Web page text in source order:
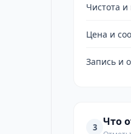
Чистота
Цена и
Запись и
3 Что